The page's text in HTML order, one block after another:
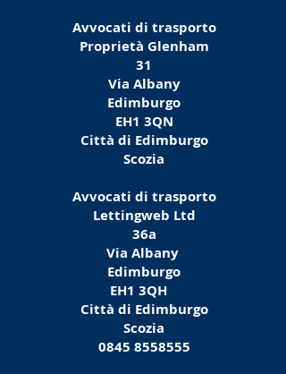
Avvocati di trasporto
Proprietà Glenham
31
Via Albany
Edimburgo
EH1 3QN
Città di Edimburgo
Scozia
Avvocati di trasporto
Lettingweb Ltd
36a
Via Albany
Edimburgo
EH1 3QH
Città di Edimburgo
Scozia
0845 8558555